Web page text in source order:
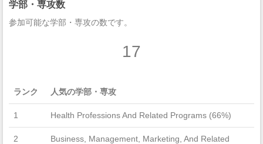
学部・専攻数
参加可能な学部・専攻の数です。
17
ランク 人気の学部・専攻
1 Health Professions And Related Programs (66%)
2
Business, Management, Marketing, And Related